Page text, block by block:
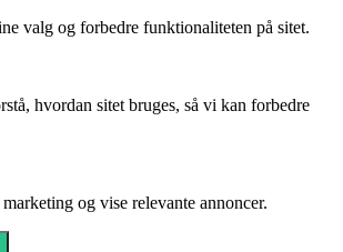
valg og forbedre funktionaliteten på sitet.
hvordan sitet bruges, så vi kan forbedre
og vise relevante annoncer.